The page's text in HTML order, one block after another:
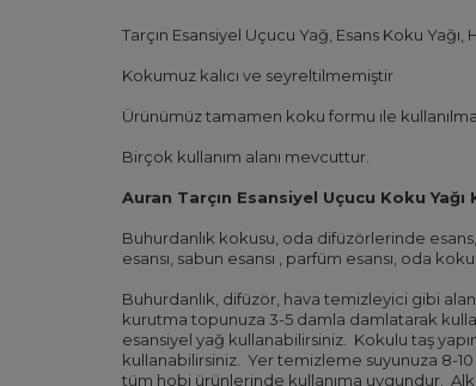
Tarçın Esansiyel Uçucu Yağ, Esans Koku
Kokumuz kalıcı ve seyreltilmemiştir
Ürünümüz tamamen koku formu ile
Birçok kullanım alanı mevcuttur.
Auran Tarçın Esansiyel Uçucu Koku Yağı
Buhurdanlık kokusu, oda difüzörlerinde
esansı, sabun esansı , parfüm esansı, oda
Buhurdanlık, difüzör, hava temizleyici gibi
kurutma topunuza 3-5 damla damlatarak
esansiyel yağ kullanabilirsiniz.
Kokulu taş
kullanabilirsiniz. Yer temizleme suyunuza 8-
tüm hobi ürünlerinde kullanıma uygundur.